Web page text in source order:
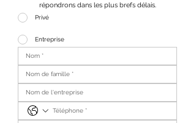
répondrons dans les plus brefs délais.
Privé
Entreprise